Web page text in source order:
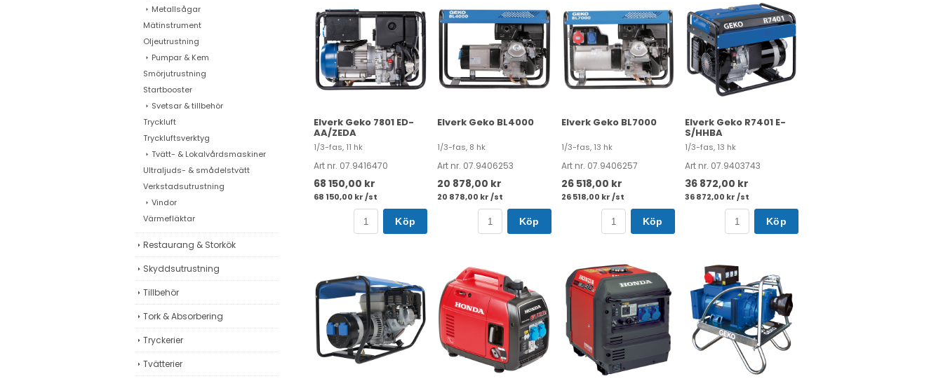
Metallsågar
Mätinstrument
Oljeutrustning
Pumpar & Kem
Smörjutrustning
Startbooster
Svetsar & tillbehör
Tryckluft
Tryckluftsverktyg
Tvätt- & Lokalvårdsmaskiner
Ultraljuds- & smådelstvätt
Verkstadsutrustning
Vindor
Värmefläktar
Restaurang & Storkök
Skyddsutrustning
Tillbehör
Tork & Absorbering
Tryckerier
Tvätterier
Elverk Geko 7801 ED-
AA/ZEDA
1/3-fas, 11 hk
Art nr. 07.9416470
68 150,00 kr
68 150,00 kr /st
Köp
Elverk Geko BL4000
1/3-fas, 8 hk
Art nr. 07.9406253
20 878,00 kr
20 878,00 kr /st
Köp
Elverk Geko BL7000
1/3-fas, 13 hk
Art nr. 07.9406257
26 518,00 kr
26 518,00 kr /st
Köp
Elverk Geko R7401 E-
S/HHBA
1/3-fas, 13 hk
Art nr. 07.9403743
36 872,00 kr
36 872,00 kr /st
Köp